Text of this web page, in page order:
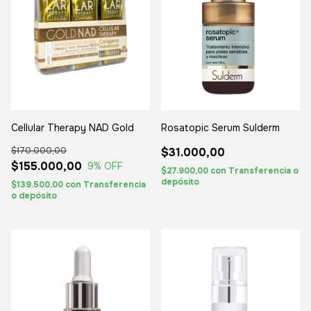
Cellular Therapy NAD Gold
$155.000,00
$170.000,00
9% OFF
$139.500,00 con Transferencia
o depósito
Rosatopic Serum Sulderm
$31.000,00
$27.900,00 con Transferencia o
depósito